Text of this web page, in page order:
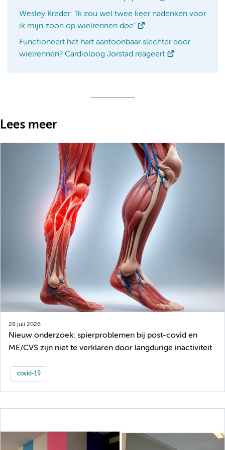
Wesley Kreder: ‘Ik zou wel twee keer nadenken voor
ik mijn zoon op wielrennen doe’
Functioneert het hart aantoonbaar slechter door
wielrennen? Cardioloog Jorstad reageert
Lees meer
28 juli 2026
Nieuw onderzoek: spierproblemen bij post-covid en
ME/CVS zijn niet te verklaren door langdurige inactiviteit
covid-19